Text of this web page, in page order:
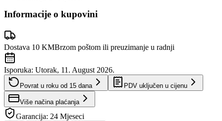
Informacije o kupovini
Dostava 10 KMBrzom poštom ili preuzimanje u radnji
Isporuka: Utorak, 11. August 2026.
Povrat u roku od 15 dana PDV uključen u cijenu
Više načina plaćanja
Garancija: 24 Mjeseci